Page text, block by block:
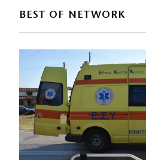
BEST OF NETWORK